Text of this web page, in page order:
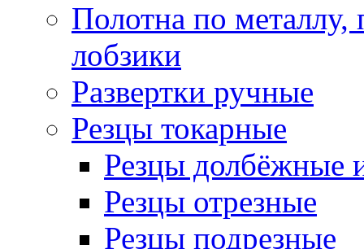
Полотна по
лобзики
Развертки ручные
Резцы токарные
Резцы долбёжные
Резцы отрезные
Резцы подрезные